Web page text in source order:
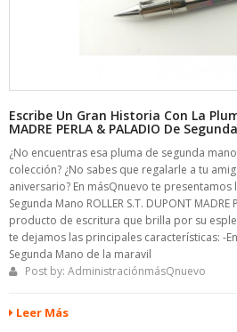
Escribe Un Gran Historia Con La
MADRE PERLA & PALADIO De
¿No encuentras esa pluma de segunda
colección? ¿No sabes que regalarle a tu
aniversario? En másQnuevo te presentamos
Segunda Mano ROLLER S.T. DUPONT
producto de escritura que brilla por su
te dejamos las principales características: -
Segunda Mano de la maravil
Post by: AdministraciónmásQnuevo
Leer Más